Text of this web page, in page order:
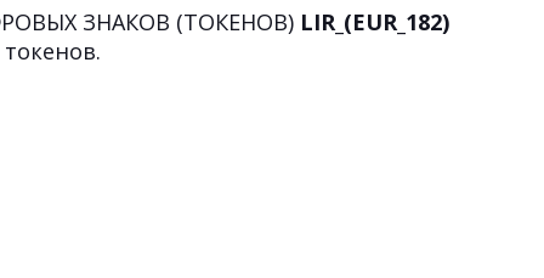
ЗНАКОВ (ТОКЕНОВ) LIR_(EUR_182)